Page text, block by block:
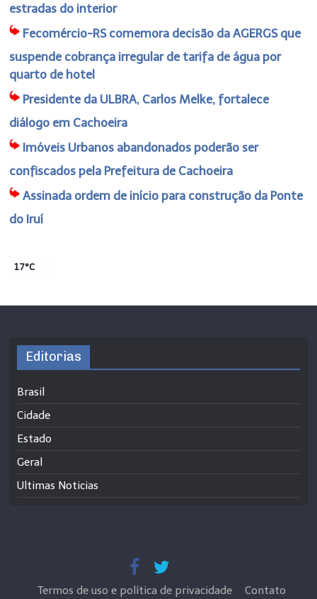
estradas do interior
Fecomércio-RS comemora decisão da AGERGS que
suspende cobrança irregular de tarifa de água por
quarto de hotel
Presidente da ULBRA, Carlos Melke, fortalece
diálogo em Cachoeira
Imóveis Urbanos abandonados poderão ser
confiscados pela Prefeitura de Cachoeira
Assinada ordem de início para construção da Ponte
do Iruí
17°C
Editorias
Brasil
Cidade
Estado
Geral
Ultimas Noticias
Termos de uso e política de privacidade
Contato